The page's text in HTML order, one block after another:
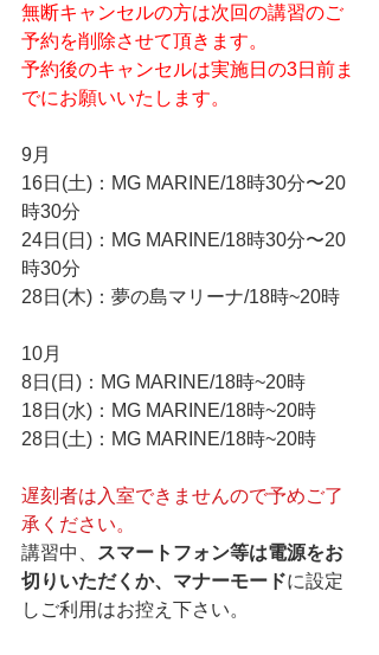
無断キャンセルの方は次回の講習のご
予約を削除させて頂きます。
予約後のキャンセルは実施日の3日前ま
でにお願いいたします。
9月
16日(土)：MG MARINE/18時30分〜20
時30分
24日(日)：MG MARINE/18時30分〜20
時30分
28日(木)：夢の島マリーナ/18時~20時
10月
8日(日)：MG MARINE/18時~20時
18日(水)：MG MARINE/18時~20時
28日(土)：MG MARINE/18時~20時
遅刻者は入室できませんので予めご了
承ください。
講習中、
スマートフォン等は電源をお
切りいただくか、マナーモードに設定
しご利用はお控え下さい。